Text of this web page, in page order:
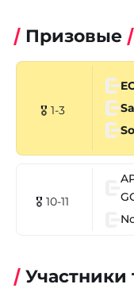
Призовые
🎖 1-3
🎖 10-11
Участники